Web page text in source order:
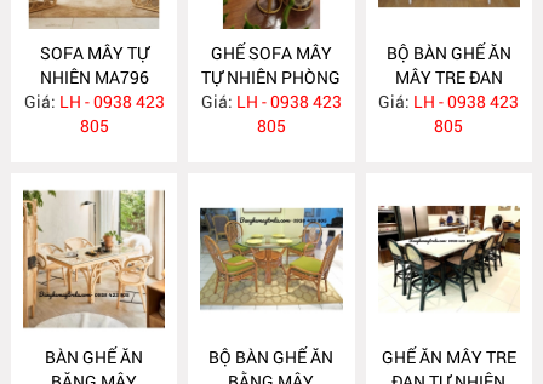
SOFA MÂY TỰ
NHIÊN MA796
Giá: LH - 0938 423
805
GHẾ SOFA MÂY
TỰ NHIÊN PHÒNG
KHÁCH MA795
Giá: LH - 0938 423
805
BỘ BÀN GHẾ ĂN
MÂY TRE ĐAN
MA784
Giá: LH - 0938 423
805
BÀN GHẾ ĂN
BỘ BÀN GHẾ ĂN
GHẾ ĂN MÂY TRE